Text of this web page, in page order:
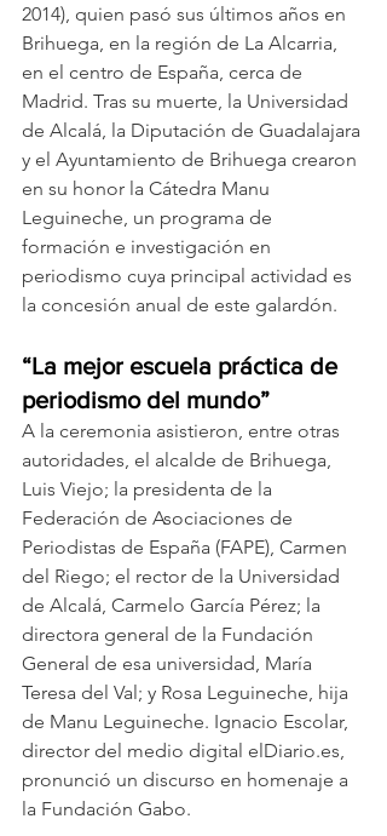
2014), quien pasó sus últimos años en
Brihuega, en la región de La Alcarria,
en el centro de España, cerca de
Madrid. Tras su muerte, la Universidad
de Alcalá, la Diputación de Guadalajara
y el Ayuntamiento de Brihuega crearon
en su honor la Cátedra Manu
Leguineche, un programa de
formación e investigación en
periodismo cuya principal actividad es
la concesión anual de este galardón.
“La mejor escuela práctica de
periodismo del mundo”
A la ceremonia asistieron, entre otras
autoridades, el alcalde de Brihuega,
Luis Viejo; la presidenta de la
Federación de Asociaciones de
Periodistas de España (FAPE), Carmen
del Riego; el rector de la Universidad
de Alcalá, Carmelo García Pérez; la
directora general de la Fundación
General de esa universidad, María
Teresa del Val; y Rosa Leguineche, hija
de Manu Leguineche. Ignacio Escolar,
director del medio digital elDiario.es
pronunció un discurso en homenaje a
la Fundación Gabo.